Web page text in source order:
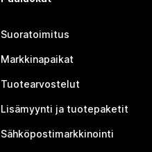
Suoratoimitus
Markkinapaikat
Tuotearvostelut
Lisämyynti ja tuotepaketit
Sähköpostimarkkinointi